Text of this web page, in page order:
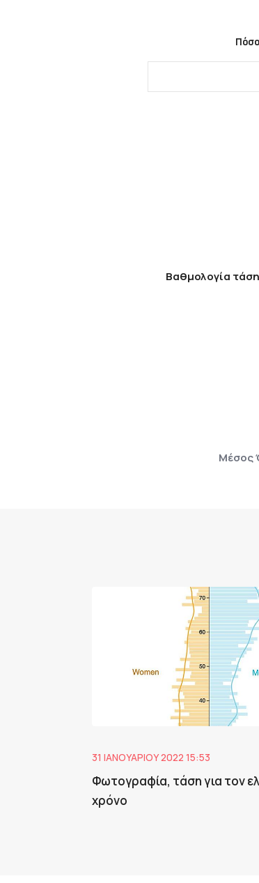
Βαθμολογία
Μέσος
31 ΙΑΝΟΥΑΡΊΟΥ 2022 15:53
Φωτογραφία, τάση για τον
χρόνο